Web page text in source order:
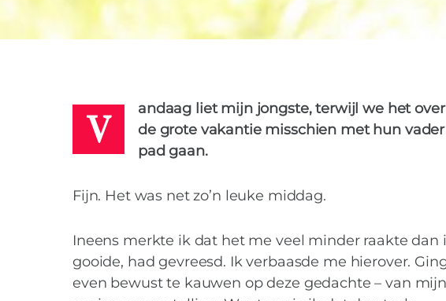
V
andaag liet mijn jongste, terwijl we het
de grote vakantie misschien met hun
pad gaan.
Fijn. Het was net zo’n leuke middag.
Ineens merkte ik dat het me veel minder raakte
gooide, had gevreesd. Ik verbaasde me hierover.
even bewust te kauwen op deze gedachte – van